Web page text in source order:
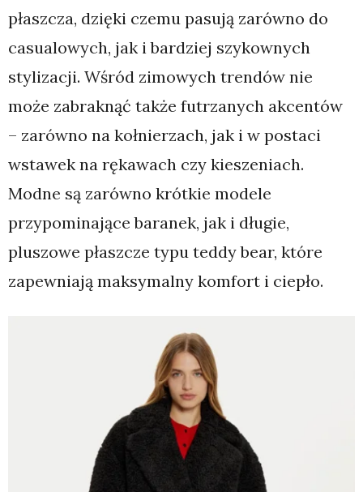
płaszcza, dzięki czemu pasują zarówno do
casualowych, jak i bardziej szykownych
stylizacji. Wśród zimowych trendów nie
może zabraknąć także futrzanych akcentów
– zarówno na kołnierzach, jak i w postaci
wstawek na rękawach czy kieszeniach.
Modne są zarówno krótkie modele
przypominające baranek, jak i długie,
pluszowe płaszcze typu teddy bear, które
zapewniają maksymalny komfort i ciepło.